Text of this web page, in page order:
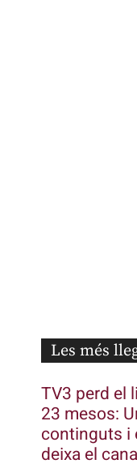
Les més
TV3 perd el
23 mesos:
continguts i
deixa el